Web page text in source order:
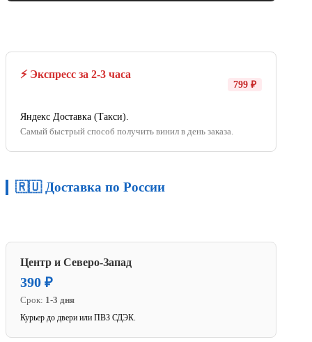
⚡ Экспресс за 2-3 часа
799 ₽
Яндекс Доставка (Такси).
Самый быстрый способ получить винил в день заказа.
🇷🇺 Доставка по России
Центр и Северо-Запад
390 ₽
Срок: 1-3 дня
Курьер до двери или ПВЗ СДЭК.